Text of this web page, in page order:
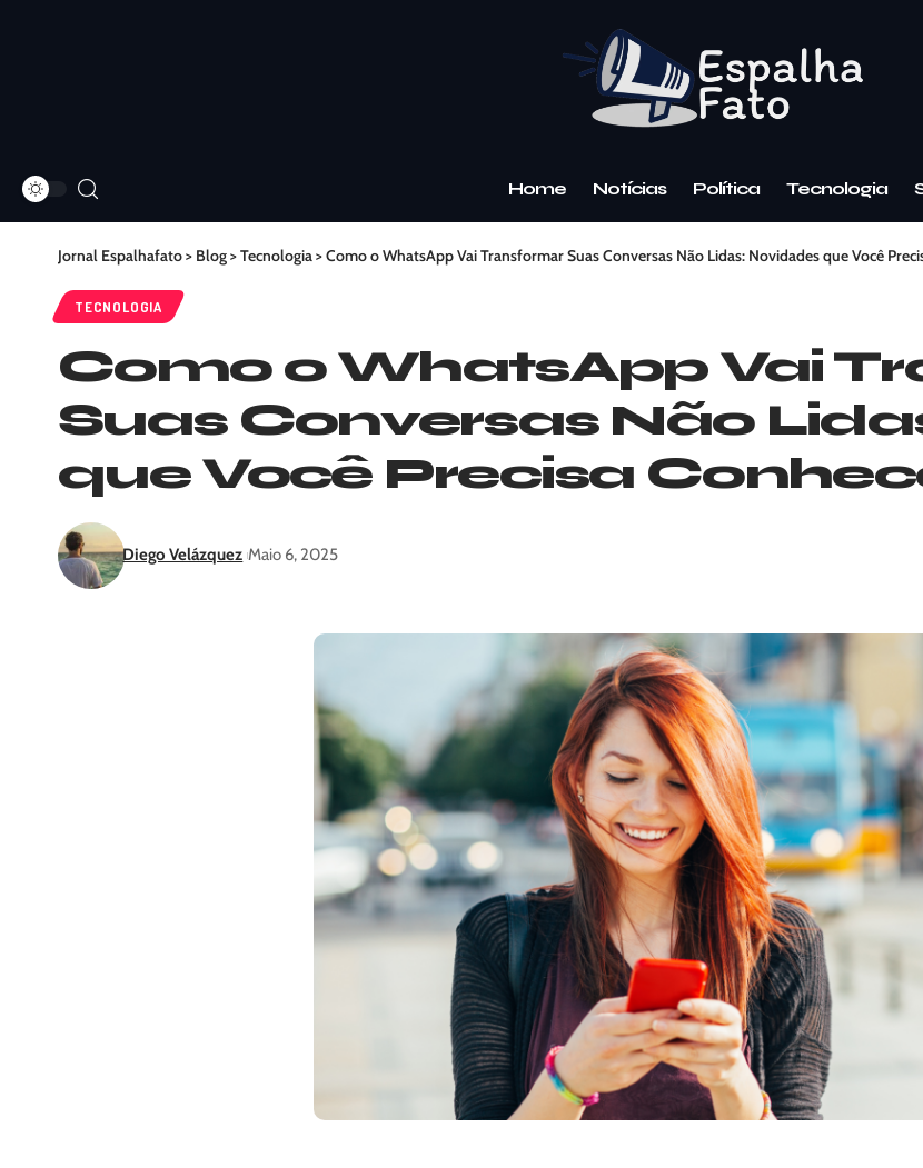
Home Notícias Política Tecnologia
Jornal Espalhafato> Blog>Tecnologia>Como o WhatsApp Vai Transformar Suas Conversas Não Lidas: Novidades que Você
TECNOLOGIA
Como o WhatsApp Vai
Suas Conversas Não
que Você Precisa
Diego Velázquez Maio 6, 2025